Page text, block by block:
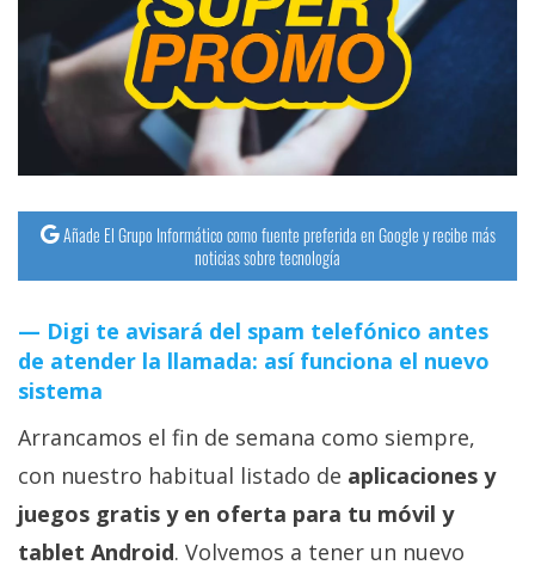
Añade El Grupo Informático como fuente preferida en Google y recibe más
noticias sobre tecnología
Digi te avisará del spam telefónico antes
de atender la llamada: así funciona el nuevo
sistema
Arrancamos el fin de semana como siempre,
con nuestro habitual listado de aplicaciones y
juegos gratis y en oferta para tu móvil y
tablet Android. Volvemos a tener un nuevo